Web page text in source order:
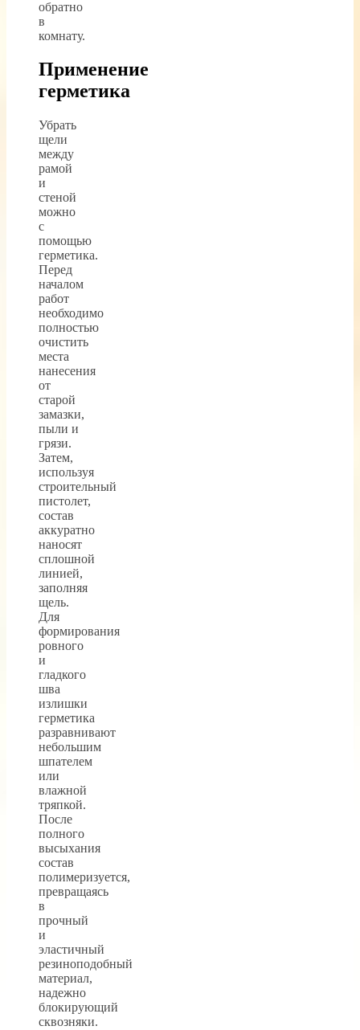
обратно
в
комнату.
Применение
герметика
Убрать
щели
между
рамой
и
стеной
можно
с
помощью
герметика.
Перед
началом
работ
необходимо
полностью
очистить
места
нанесения
от
старой
замазки,
пыли и
грязи.
Затем,
используя
строительный
пистолет,
состав
аккуратно
наносят
сплошной
линией,
заполняя
щель.
Для
формирования
ровного
и
гладкого
шва
излишки
герметика
разравнивают
небольшим
шпателем
или
влажной
тряпкой.
После
полного
высыхания
состав
полимеризуется,
превращаясь
в
прочный
и
эластичный
резиноподобный
материал,
надежно
блокирующий
сквозняки.